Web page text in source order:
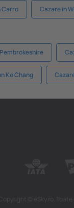
Carro Cazare în
Ko Chang
Copyright © eSky.ro.